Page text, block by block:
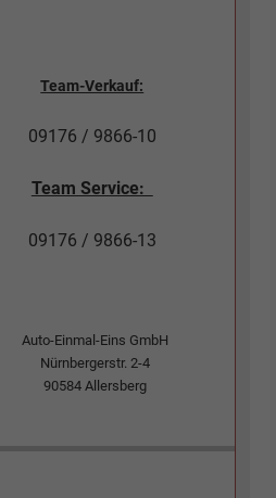
vergleichen
Team-Verkauf:
09176 / 9866-10
Team Service:
09176 / 9866-13
Auto-Einmal-Eins GmbH
Nürnbergerstr. 2-4
90584 Allersberg